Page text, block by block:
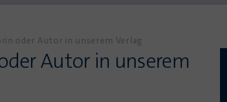
oder Autor in unserem Verlag
Autor in unserem